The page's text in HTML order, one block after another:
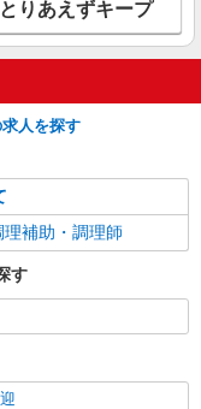
詳細を見る
とりあえずキープ
人を探す
理補助・調理師
す